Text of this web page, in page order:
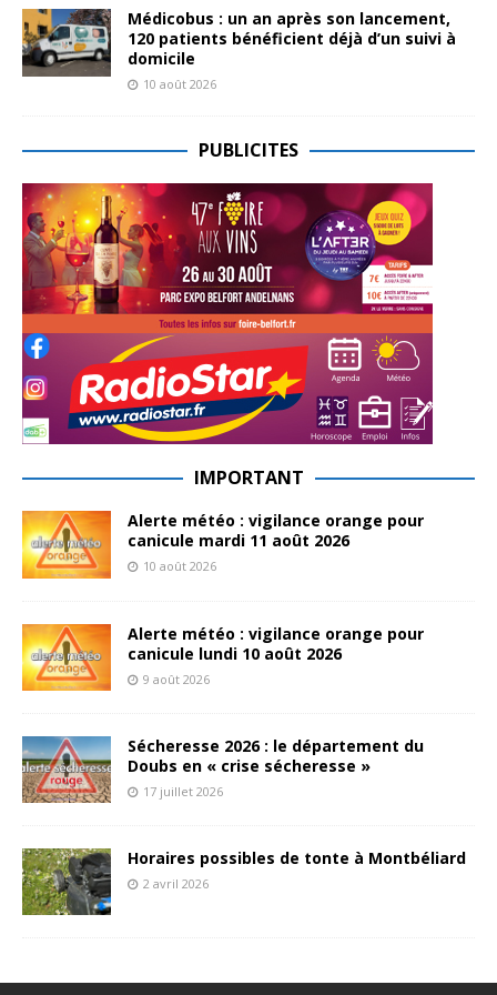
Médicobus : un an après son lancement,
120 patients bénéficient déjà d’un suivi à
domicile
10 août 2026
PUBLICITES
IMPORTANT
Alerte météo : vigilance orange pour
canicule mardi 11 août 2026
10 août 2026
Alerte météo : vigilance orange pour
canicule lundi 10 août 2026
9 août 2026
Sécheresse 2026 : le département du
Doubs en « crise sécheresse »
17 juillet 2026
Horaires possibles de tonte à Montbéliard
2 avril 2026